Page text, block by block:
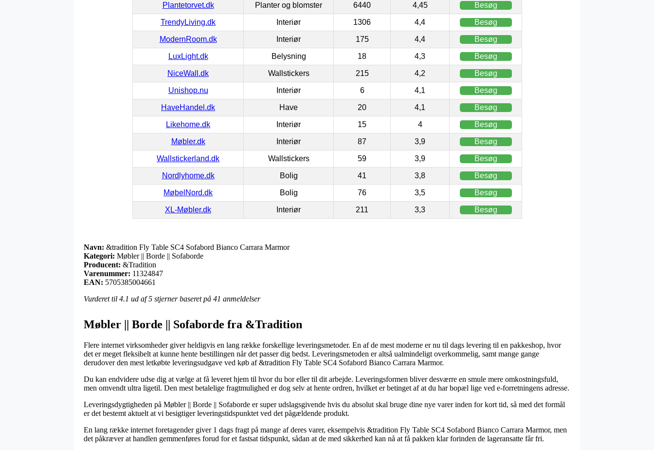
Plantetorvet.dk Planter og blomster 6440 4,45 Besøg
TrendyLiving.dk Interiør 1306 4,4 Besøg
ModernRoom.dk Interiør 175 4,4 Besøg
LuxLight.dk Belysning 18 4,3 Besøg
NiceWall.dk Wallstickers 215 4,2 Besøg
Unishop.nu Interiør 6 4,1 Besøg
HaveHandel.dk Have 20 4,1 Besøg
Likehome.dk Interiør 15 4 Besøg
Møbler.dk Interiør 87 3,9 Besøg
Wallstickerland.dk Wallstickers 59 3,9 Besøg
Nordlyhome.dk Bolig 41 3,8 Besøg
MøbelNord.dk Bolig 76 3,5 Besøg
XL-Møbler.dk Interiør 211 3,3 Besøg
Navn: &tradition Fly Table SC4 Sofabord Bianco Carrara Marmor
Kategori: Møbler || Borde || Sofaborde
Producent: &Tradition
Varenummer: 11324847
EAN: 5705385004661
Vurderet til 4.1 ud af 5 stjerner baseret på 41 anmeldelser
Møbler || Borde || Sofaborde fra &Tradition
Flere internet virksomheder giver heldigvis en lang række forskellige leveringsmetoder. En af de mest moderne er nu til dags levering til en pakkeshop, hvor
det er meget fleksibelt at kunne hente bestillingen når det passer dig bedst. Leveringsmetoden er altså ualmindeligt overkommelig, samt mange gange
derudover den mest letkøbte leveringsudgave ved køb af &tradition Fly Table SC4 Sofabord Bianco Carrara Marmor.
Du kan endvidere udse dig at vælge at få leveret hjem til hvor du bor eller til dit arbejde. Leveringsformen bliver desværre en smule mere omkostningsfuld,
men omvendt ultra ligetil. Den mest betalelige fragtmulighed er dog selv at hente ordren, hvilket er betinget af at du har bopæl lige ved e-forretningens adresse.
Leveringsdygtigheden på Møbler || Borde || Sofaborde er super udslagsgivende hvis du absolut skal bruge dine nye varer inden for kort tid, så med det formål
er det bestemt aktuelt at vi besigtiger leveringstidspunktet ved det pågældende produkt.
En lang række internet foretagender giver 1 dags fragt på mange af deres varer, eksempelvis &tradition Fly Table SC4 Sofabord Bianco Carrara Marmor, men
det påkræver at handlen gemmenføres forud for et fastsat tidspunkt, sådan at de med sikkerhed kan nå at få pakken klar forinden de lageransatte får fri.